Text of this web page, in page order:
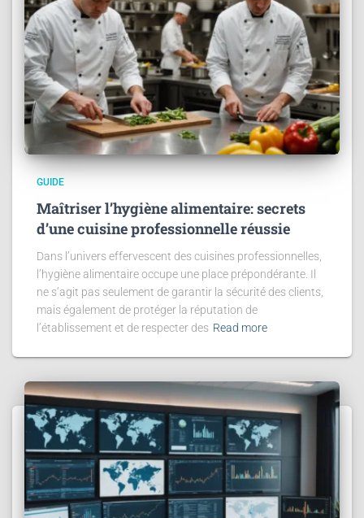
GUIDE
Maîtriser l’hygiène alimentaire: secrets
d’une cuisine professionnelle réussie
Dans l’univers effervescent des cuisines professionnelles,
l’hygiène alimentaire occupe une place prépondérante. Il
ne s’agit pas seulement de garantir la sécurité des clients,
mais également de protéger la réputation de
l’établissement et de respecter des Read more